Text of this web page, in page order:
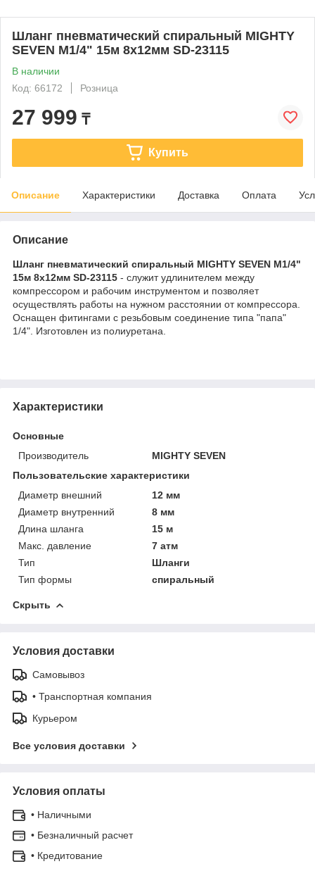
Шланг пневматический спиральный MIGHTY
SEVEN M1/4" 15м 8х12мм SD-23115
В наличии
Код: 66172
Розница
27 999 ₸
Купить
Описание Характеристики Доставка Оплата
Описание
Шланг пневматический спиральный MIGHTY SEVEN M1/4"
15м 8х12мм SD-23115 - служит удлинителем между
компрессором и рабочим инструментом и позволяет
осуществлять работы на нужном расстоянии от компрессора.
Оснащен фитингами с резьбовым соединение типа "папа"
1/4". Изготовлен из полиуретана.
Характеристики
Основные
Производитель
MIGHTY SEVEN
Пользовательские характеристики
Диаметр внешний
12 мм
Диаметр внутренний
8 мм
Длина шланга
15 м
Макс. давление
7 атм
Тип
Шланги
Тип формы
спиральный
Скрыть
Условия доставки
Самовывоз
• Транспортная компания
Курьером
Все условия доставки
Условия оплаты
• Наличными
• Безналичный расчет
• Кредитование